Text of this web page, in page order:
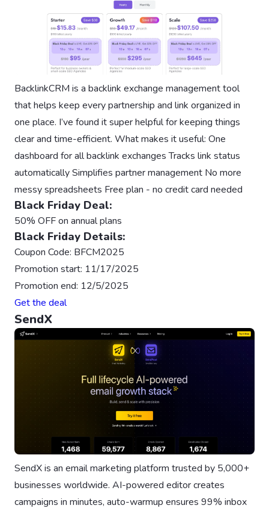
BacklinkCRM is a backlink exchange management tool
that helps keep every partnership and link organized in
one place. I’ve found it super helpful for keeping things
clear and time-efficient. What makes it useful: One
dashboard for all backlink exchanges Tracks link status
automatically Simplifies partner management No more
messy spreadsheets Free plan - no credit card needed
Black Friday Deal:
50% OFF on annual plans
Black Friday Details:
Coupon Code: BFCM2025
Promotion start: 11/17/2025
Promotion end: 12/5/2025
Get the deal
SendX
SendX is an email marketing platform trusted by 5,000+
businesses worldwide. AI-powered editor creates
campaigns in minutes, auto-warmup ensures 99% inbox